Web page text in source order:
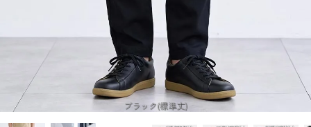
ブラック(標準丈)